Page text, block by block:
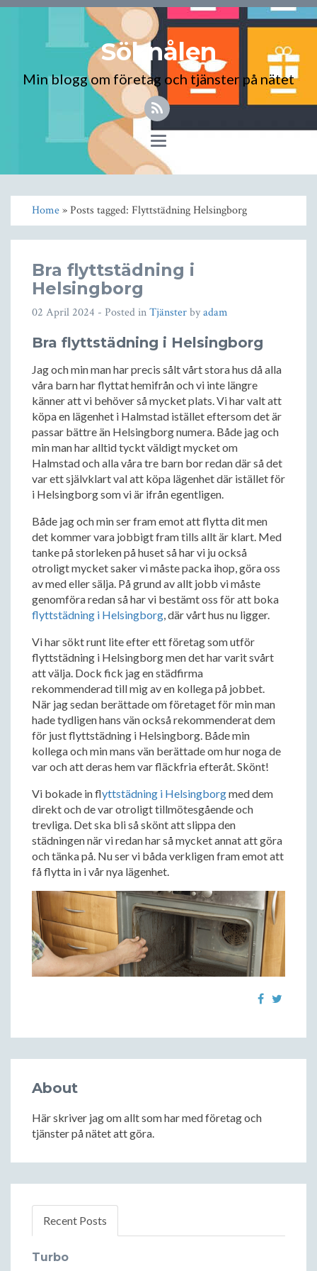
Söknålen
Min blogg om företag och tjänster på nätet
Toggle
navigation
Home» Posts tagged: Flyttstädning Helsingborg
Bra flyttstädning i
Helsingborg
02 April 2024 - Posted inTjänsterbyadam
Bra flyttstädning i Helsingborg
Jag och min man har precis sålt vårt stora hus då alla
våra barn har flyttat hemifrån och vi inte längre
känner att vi behöver så mycket plats. Vi har valt att
köpa en lägenhet i Halmstad istället eftersom det är
passar bättre än Helsingborg numera. Både jag och
min man har alltid tyckt väldigt mycket om
Halmstad och alla våra tre barn bor redan där så det
var ett självklart val att köpa lägenhet där istället för
i Helsingborg som vi är ifrån egentligen.
Både jag och min ser fram emot att flytta dit men
det kommer vara jobbigt fram tills allt är klart. Med
tanke på storleken på huset så har vi ju också
otroligt mycket saker vi måste packa ihop, göra oss
av med eller sälja. På grund av allt jobb vi måste
genomföra redan så har vi bestämt oss för att boka
flyttstädning i Helsingborg, där vårt hus nu ligger.
Vi har sökt runt lite efter ett företag som utför
flyttstädning i Helsingborg men det har varit svårt
att välja. Dock fick jag en städfirma
rekommenderad till mig av en kollega på jobbet.
När jag sedan berättade om företaget för min man
hade tydligen hans vän också rekommenderat dem
för just flyttstädning i Helsingborg. Både min
kollega och min mans vän berättade om hur noga de
var och att deras hem var fläckfria efteråt. Skönt!
Vi bokade in flyttstädning i Helsingborgmed dem
direkt och de var otroligt tillmötesgående och
trevliga. Det ska bli så skönt att slippa den
städningen när vi redan har så mycket annat att göra
och tänka på. Nu ser vi båda verkligen fram emot att
få flytta in i vår nya lägenhet.
About
Här skriver jag om allt som har med företag och
tjänster på nätet att göra.
Recent Posts
Turbo